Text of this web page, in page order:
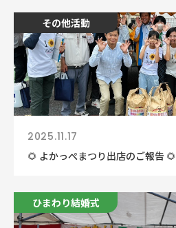
その他活動
2025.11.17
🌻 よかっぺまつり出店のご報告 🌻
ひまわり結婚式